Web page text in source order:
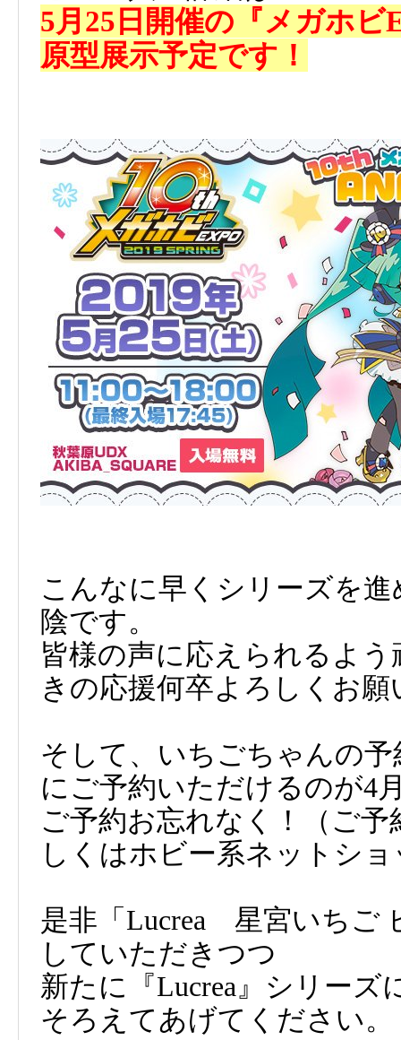
5月25日開催の 『メガホ
原型展示予定です！
こんなに早くシリーズを
陰です。
皆様の声に応えられるよ
きの応援何卒よろしくお
そして、いちごちゃんの
にご予約いただけるのが4
ご予約お忘れなく！（ご
しくはホビー系ネットシ
是非「Lucrea 星宮いちご
していただきつつ
新たに『Lucrea』シリー
そろえてあげてください。